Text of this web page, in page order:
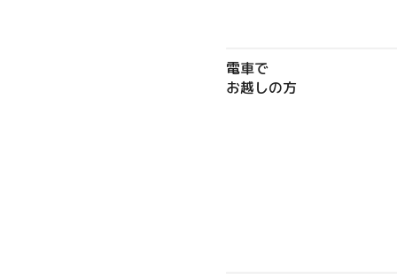
電車で
お越しの方